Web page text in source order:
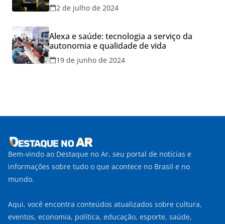
2 de julho de 2024
Alexa e saúde: tecnologia a serviço da
autonomia e qualidade de vida
19 de junho de 2024
Bem-vindo ao Destaque no Ar, seu portal de notícias e
informações sobre tudo o que acontece no Brasil e no
mundo.
Aqui, você encontra conteúdos atualizados sobre cultura,
eventos, economia, política, educação, esporte, saúde,